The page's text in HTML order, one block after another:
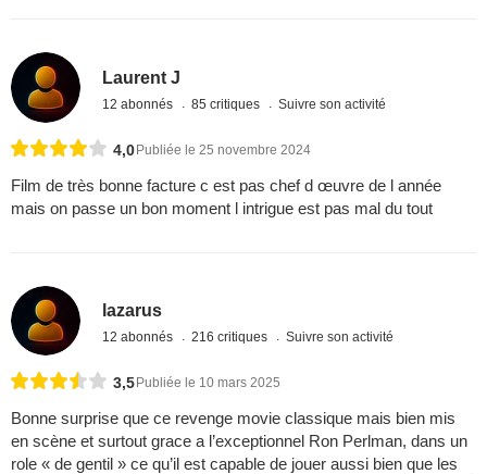
Laurent J
12 abonnés 85 critiques Suivre son activité
4,0Publiée le 25 novembre 2024
Film de très bonne facture c est pas chef d œuvre de l année
mais on passe un bon moment l intrigue est pas mal du tout
lazarus
12 abonnés 216 critiques Suivre son activité
3,5Publiée le 10 mars 2025
Bonne surprise que ce revenge movie classique mais bien mis
en scène et surtout grace a l’exceptionnel Ron Perlman, dans un
role « de gentil » ce qu’il est capable de jouer aussi bien que les